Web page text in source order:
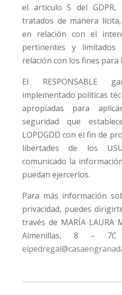
el artículo 5 del
tratados de manera
en relación con el
pertinentes y
relación con los fines
El RESPONSABLE
implementado políticas
apropiadas para
seguridad que
LOPDGDD con el fin de
libertades de los
comunicado la
puedan ejercerlos.
Para más información
privacidad, puedes
través de MARÍA LAURA
Almenillas, 8 – 7C